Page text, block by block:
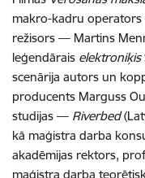
makro-kadru
režisors — Martins
leģendārais elektroniķis
scenārija autors un
producents Marguss
studijas — Riverbed
kā maģistra darba
akadēmijas rektors,
maģistra darba